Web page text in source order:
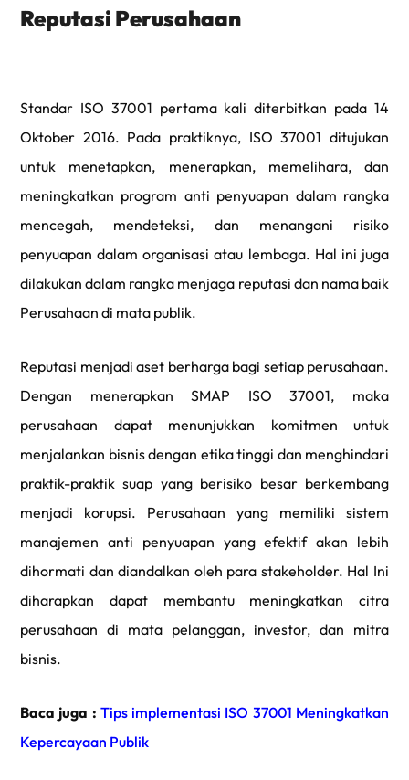
Reputasi Perusahaan
Standar ISO 37001 pertama kali diterbitkan pada 14
Oktober 2016. Pada praktiknya, ISO 37001 ditujukan
untuk menetapkan, menerapkan, memelihara, dan
meningkatkan program anti penyuapan dalam rangka
mencegah, mendeteksi, dan menangani risiko
penyuapan dalam organisasi atau lembaga. Hal ini juga
dilakukan dalam rangka menjaga reputasi dan nama baik
Perusahaan di mata publik.
Reputasi menjadi aset berharga bagi setiap perusahaan.
Dengan menerapkan SMAP ISO 37001, maka
perusahaan dapat menunjukkan komitmen untuk
menjalankan bisnis dengan etika tinggi dan menghindari
praktik-praktik suap yang berisiko besar berkembang
menjadi korupsi. Perusahaan yang memiliki sistem
manajemen anti penyuapan yang efektif akan lebih
dihormati dan diandalkan oleh para stakeholder. Hal Ini
diharapkan dapat membantu meningkatkan citra
perusahaan di mata pelanggan, investor, dan mitra
bisnis.
Baca juga : Tips implementasi ISO 37001 Meningkatkan
Kepercayaan Publik